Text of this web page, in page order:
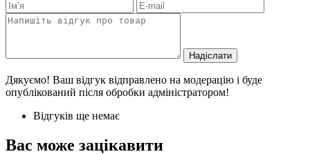
Надіслати
Дякуємо! Ваш відгук відправлено на модерацію і буде
опублікований після обробки адміністратором!
Відгуків ще немає
Вас може зацікавити